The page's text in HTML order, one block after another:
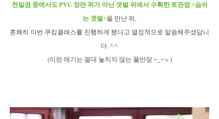
천일염 중에서도 PVC 장판 위가 아닌 갯벌 위에서 수확한 토판염 <숨쉬
는 갯벌>을 만난 뒤,
흔쾌히 이번 쿠킹클래스를 진행하게 됐다고 열정적으로 말씀해주셨답니
다. ^ ^
(이런 애기는 절대 놓치지 않는 풀반장 +_+ v )